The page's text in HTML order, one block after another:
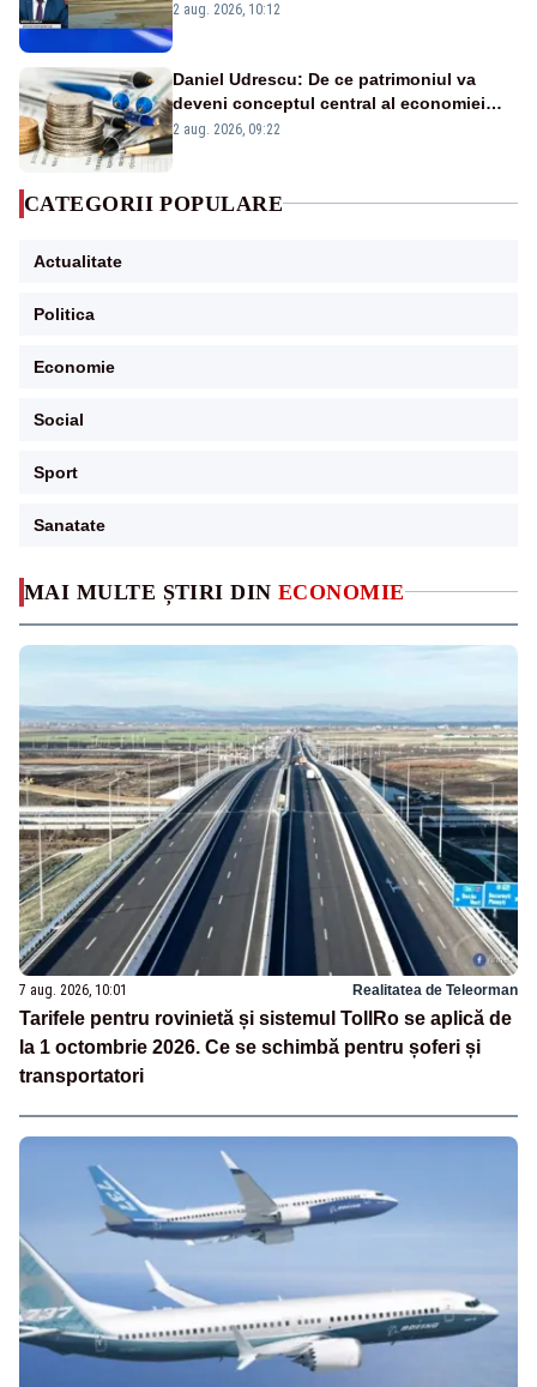
MAI MULTE ȘTIRI DIN ECONOMIE
7 aug. 2026, 10:01 Realitatea de Teleorman
Tarifele pentru rovinietă și sistemul TollRo se aplică de
la 1 octombrie 2026. Ce se schimbă pentru șoferi și
transportatori
protejăm și natura, dar nu șținem omaneii
2 aug. 2026, 10:12
Daniel Udrescu: De ce patrimoniul va
deveni conceptul central al economiei
viitoare?
2 aug. 2026, 09:22
CATEGORII POPULARE
Actualitate
Politica
Economie
Social
Sport
Sanatate